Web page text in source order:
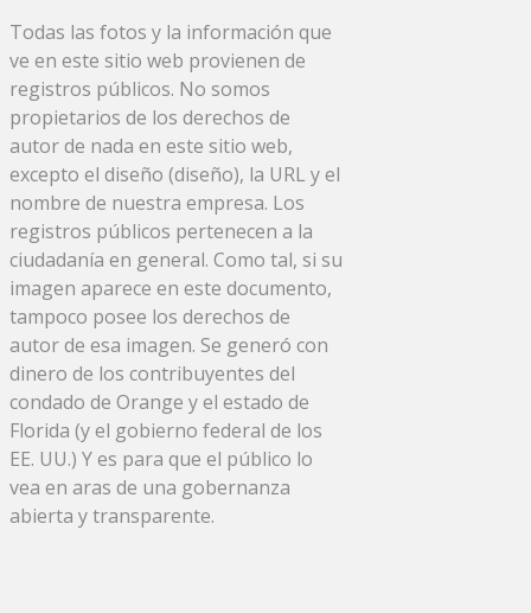
Todas las fotos y la información que
ve en este sitio web provienen de
registros públicos. No somos
propietarios de los derechos de
autor de nada en este sitio web,
excepto el diseño (diseño), la URL y el
nombre de nuestra empresa. Los
registros públicos pertenecen a la
ciudadanía en general. Como tal, si su
imagen aparece en este documento,
tampoco posee los derechos de
autor de esa imagen. Se generó con
dinero de los contribuyentes del
condado de Orange y el estado de
Florida (y el gobierno federal de los
EE. UU.) Y es para que el público lo
vea en aras de una gobernanza
abierta y transparente.